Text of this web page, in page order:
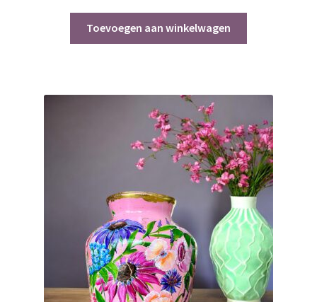
was:
€ 49,95.
is:
€ 39,95.
Toevoegen aan winkelwagen